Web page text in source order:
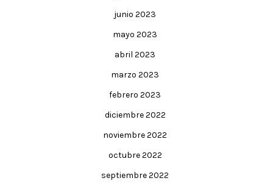
junio 2023
mayo 2023
abril 2023
marzo 2023
febrero 2023
diciembre 2022
noviembre 2022
octubre 2022
septiembre 2022